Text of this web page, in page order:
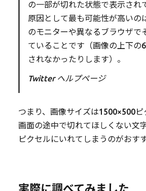
の一部が切れた状態で表示され
原因として最も可能性が高いの
のモニターや異なるブラウザで
ていることです（画像の上下の
されなかったりします）。
Twitter ヘルプページ
つまり、画像サイズは1500×500ピ
画面の途中で切れてほしくない文
ピクセルにいれてしまうのがおすす
実際に調べてみました